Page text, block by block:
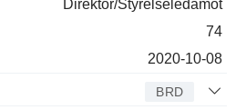
Direktör/Styrelseledamot
74
2020-10-08
BRD